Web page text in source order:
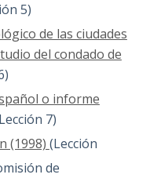
5)
de las ciudades
del condado de
o informe
7)
(1998) (Lección
de